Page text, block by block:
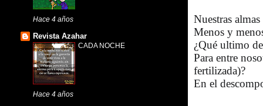
Nuestras
Menos y
¿Qué ultimo
Para entre
fertilizada)?
En el
Hace 4 años
Revista Azahar
CADA NOCHE
Hace 4 años